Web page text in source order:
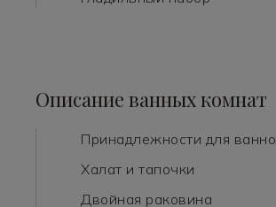
Описание ванных комнат
Принадлежности для
Халат и тапочки
Двойная раковина